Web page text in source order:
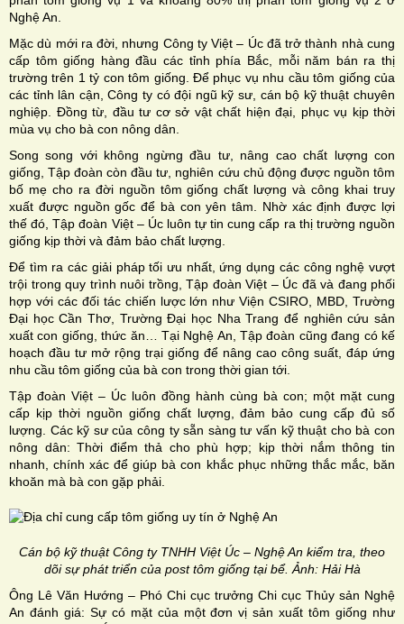
Nghệ An.
Mặc dù mới ra đời, nhưng Công ty Việt – Úc đã trở thành nhà cung
cấp tôm giống hàng đầu các tỉnh phía Bắc, mỗi năm bán ra thị
trường trên 1 tỷ con tôm giống. Để phục vụ nhu cầu tôm giống của
các tỉnh lân cận, Công ty có đội ngũ kỹ sư, cán bộ kỹ thuật chuyên
nghiệp. Đồng từ, đầu tư cơ sở vật chất hiện đại, phục vụ kịp thời
mùa vụ cho bà con nông dân.
Song song với không ngừng đầu tư, nâng cao chất lượng con
giống, Tập đoàn còn đầu tư, nghiên cứu chủ động được nguồn tôm
bố mẹ cho ra đời nguồn tôm giống chất lượng và công khai truy
xuất được nguồn gốc để bà con yên tâm. Nhờ xác định được lợi
thế đó, Tập đoàn Việt – Úc luôn tự tin cung cấp ra thị trường nguồn
giống kịp thời và đảm bảo chất lượng.
Để tìm ra các giải pháp tối ưu nhất, ứng dụng các công nghệ vượt
trội trong quy trình nuôi trồng, Tập đoàn Việt – Úc đã và đang phối
hợp với các đối tác chiến lược lớn như Viện CSIRO, MBD, Trường
Đại học Cần Thơ, Trường Đại học Nha Trang để nghiên cứu sản
xuất con giống, thức ăn… Tại Nghệ An, Tập đoàn cũng đang có kế
hoạch đầu tư mở rộng trại giống để nâng cao công suất, đáp ứng
nhu cầu tôm giống của bà con trong thời gian tới.
Tập đoàn Việt – Úc luôn đồng hành cùng bà con; một mặt cung
cấp kịp thời nguồn giống chất lượng, đảm bảo cung cấp đủ số
lượng. Các kỹ sư của công ty sẵn sàng tư vấn kỹ thuật cho bà con
nông dân: Thời điểm thả cho phù hợp; kịp thời nắm thông tin
nhanh, chính xác để giúp bà con khắc phục những thắc mắc, băn
khoăn mà bà con gặp phải.
Cán bộ kỹ thuật Công ty TNHH Việt Úc – Nghệ An kiểm tra, theo
dõi sự phát triển của post tôm giống tại bể. Ảnh: Hải Hà
Ông Lê Văn Hướng – Phó Chi cục trưởng Chi cục Thủy sản Nghệ
An đánh giá: Sự có mặt của một đơn vị sản xuất tôm giống như